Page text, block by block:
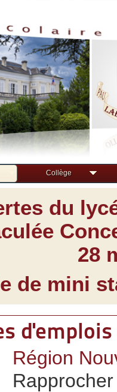
Collège
du
28
de mini
d'emplois
Région